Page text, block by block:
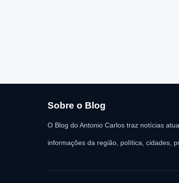
Sobre o Blog
O Blog do Antonio Carlos traz notícias
informações da região, política, cidades,